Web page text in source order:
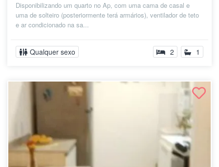
Disponibilizando um quarto no Ap, com uma cama de casal e
uma de solteiro (posteriormente terá armários), ventilador de teto
e ar condicionado na sa...
Qualquer sexo 2 1